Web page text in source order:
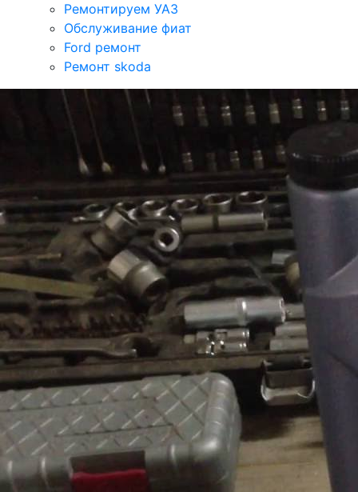
Ремонтируем УАЗ
Обслуживание фиат
Ford ремонт
Ремонт skoda